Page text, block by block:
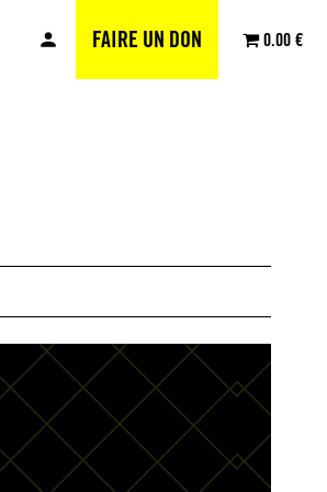
FAIRE UN DON 0.00 €